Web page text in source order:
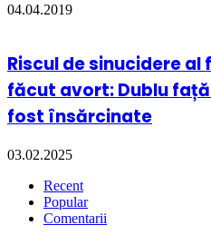
04.04.2019
Riscul de sinucidere
făcut avort: Dublu
fost însărcinate
03.02.2025
Recent
Popular
Comentarii